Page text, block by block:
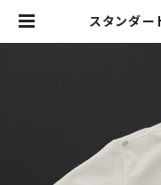
スタンダー